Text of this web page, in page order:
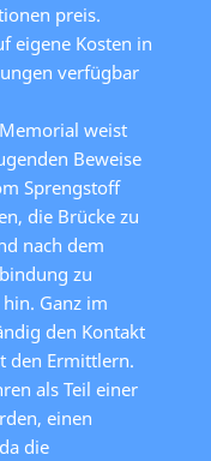
preis.
eigene Kosten in
verfügbar
weist
Beweise
Sprengstoff
die Brücke zu
nach dem
zu
Ganz im
den Kontakt
den Ermittlern.
als Teil einer
einen
die